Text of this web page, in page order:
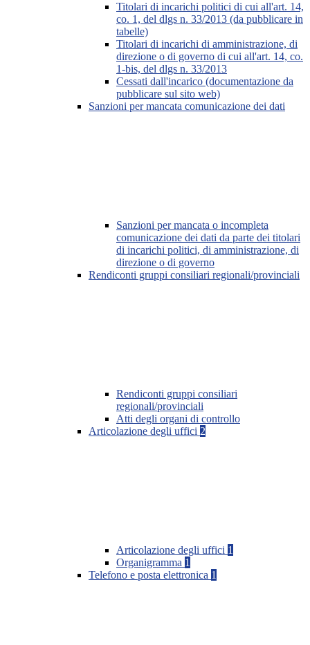
Titolari di incarichi politici di cui all'art. 14,
co. 1, del dlgs n. 33/2013 (da pubblicare in
tabelle)
Titolari di incarichi di amministrazione, di
direzione o di governo di cui all'art. 14, co.
1-bis, del dlgs n. 33/2013
Cessati dall'incarico (documentazione da
pubblicare sul sito web)
Sanzioni per mancata comunicazione dei dati
Sanzioni per mancata o incompleta
comunicazione dei dati da parte dei titolari
di incarichi politici, di amministrazione, di
direzione o di governo
Rendiconti gruppi consiliari regionali/provinciali
Rendiconti gruppi consiliari
regionali/provinciali
Atti degli organi di controllo
Articolazione degli uffici 2
Articolazione degli uffici 1
Organigramma 1
Telefono e posta elettronica 1